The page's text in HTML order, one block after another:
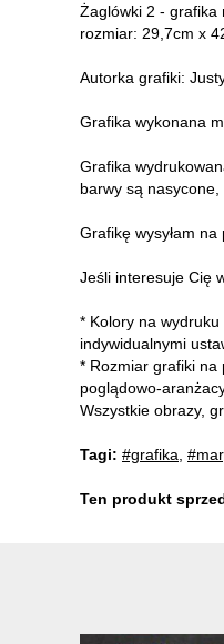
Żaglówki 2 - grafika
rozmiar: 29,7cm x
Autorka grafiki:
Grafika wykonana
Grafika
barwy są nasycone,
Grafikę wysyłam na
Jeśli interesuje Cię
* Kolory na
indywidualnymi
* Rozmiar grafiki na
poglądowo-
Wszystkie obrazy,
Tagi: #grafika
Ten produkt